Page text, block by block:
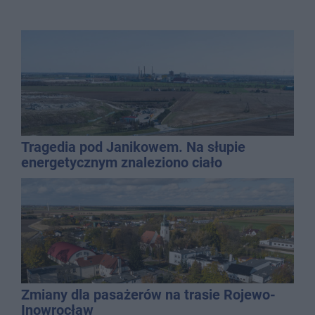
Tragedia pod Janikowem. Na słupie
energetycznym znaleziono ciało
mężczyzny
Zmiany dla pasażerów na trasie Rojewo-
Inowrocław